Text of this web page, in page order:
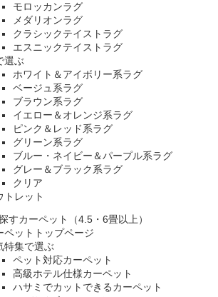
モロッカンラグ
メダリオンラグ
クラシックテイストラグ
エスニックテイストラグ
選ぶ
ホワイト＆アイボリー系ラグ
ベージュ系ラグ
ブラウン系ラグ
イエロー＆オレンジ系ラグ
ピンク＆レッド系ラグ
グリーン系ラグ
ブルー・ネイビー＆パープル系ラグ
グレー＆ブラック系ラグ
クリア
トレット
カーペット（4.5・6畳以上）
ペットトップページ
特集で選ぶ
ペット対応カーペット
高級ホテル仕様カーペット
ハサミでカットできるカーペット